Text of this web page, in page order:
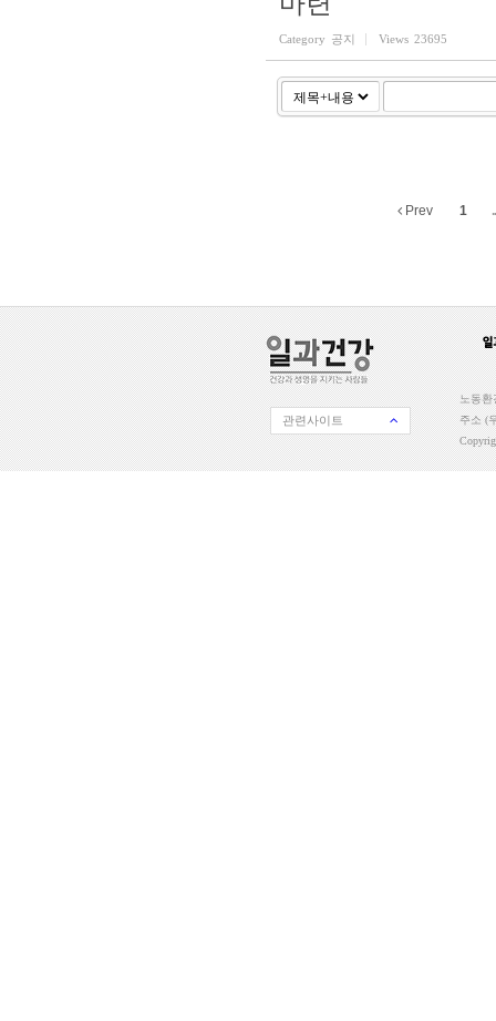
Category 공지 Views 23695
Prev 1
관련사이트
노동환
주소 (